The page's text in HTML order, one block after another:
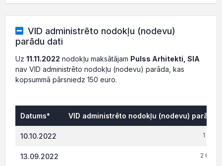
VID administrēto nodokļu (nodevu)
parādu dati
Uz 11.11.2022 nodokļu maksātājam Pulss Arhitekti, SIA
nav VID administrēto nodokļu (nodevu) parāda, kas
kopsummā pārsniedz 150 euro.
Datums* VID administrēto nodokļu (nodevu) parāds,
10.10.2022 1
13.09.2022 2